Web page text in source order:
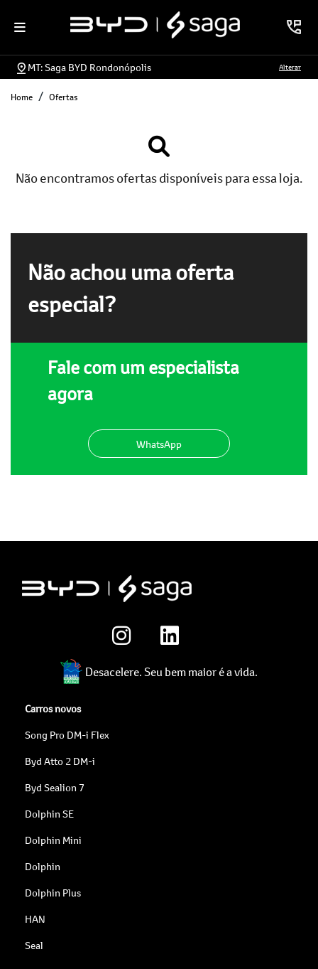
MT: Saga BYD Rondonópolis Alterar
Home Ofertas
Não encontramos ofertas disponíveis para essa loja.
Não achou uma oferta
especial?
Fale com um especialista
agora
WhatsApp
Desacelere. Seu bem maior é a vida.
Carros novos
Song Pro DM-i Flex
Byd Atto 2 DM-i
Byd Sealion 7
Dolphin SE
Dolphin Mini
Dolphin
Dolphin Plus
HAN
Seal